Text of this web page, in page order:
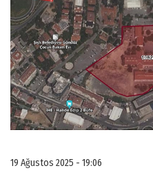
19 Ağustos 2025 - 19:06